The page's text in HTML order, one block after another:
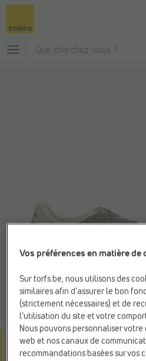
Vos préférences en matière
Sur torfs.be, nous utilisons des
similaires afin d’assurer le bon
(strictement nécessaires) et de
l’utilisation du site et votre
Nous pouvons personnaliser
web et nos canaux de
recommandations basées sur vos